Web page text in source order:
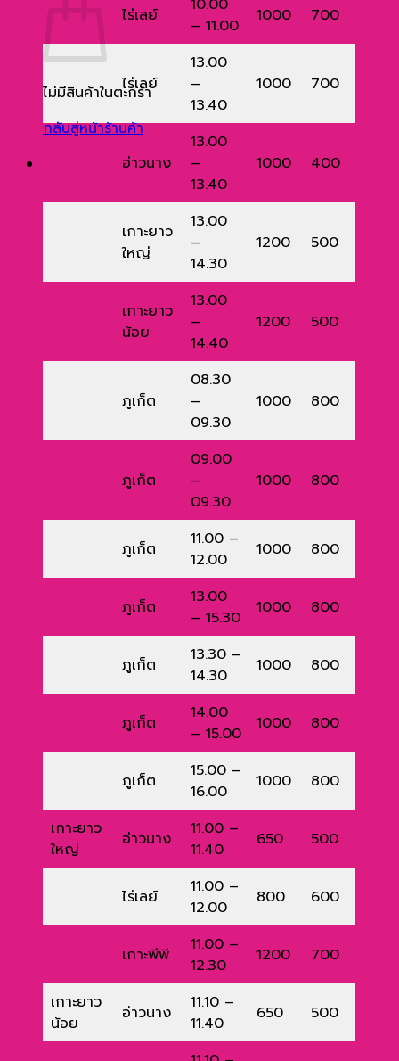
ไม่มีสินค้าในตะกร้า
กลับสู่หน้าร้านค้า
ไร่เลย์
10.00
– 11.00
1000 700
ไร่เลย์
13.00
–
13.40
1000 700
อ่าวนาง
13.00
–
13.40
1000 400
เกาะยาว
ใหญ่
13.00
–
14.30
1200 500
เกาะยาว
น้อย
13.00
–
14.40
1200 500
ภูเก็ต
08.30
–
09.30
1000 800
ภูเก็ต
09.00
–
09.30
1000 800
ภูเก็ต
11.00 –
12.00
1000 800
ภูเก็ต
13.00
– 15.30
1000 800
ภูเก็ต
13.30 –
14.30
1000 800
ภูเก็ต
14.00
– 15.00
1000 800
ภูเก็ต
15.00 –
16.00
1000 800
เกาะยาว
ใหญ่
อ่าวนาง
11.00 –
11.40
650 500
ไร่เลย์
11.00 –
12.00
800 600
เกาะพีพี
11.00 –
12.30
1200 700
เกาะยาว
น้อย
อ่าวนาง
11.10 –
11.40
650 500